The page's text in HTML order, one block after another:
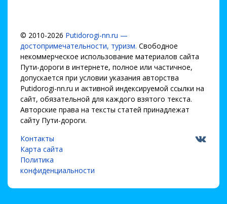
© 2010-2026 Putidorogi-nn.ru —
достопримечательности, туризм. Свободное
некоммерческое использование материалов сайта
Пути-дороги в интернете, полное или частичное,
допускается при условии указания авторства
Putidorogi-nn.ru и активной индексируемой ссылки на
сайт, обязательной для каждого взятого текста.
Авторские права на тексты статей принадлежат
сайту Пути-дороги.
Контакты
Карта сайта
Политика
конфиденциальности